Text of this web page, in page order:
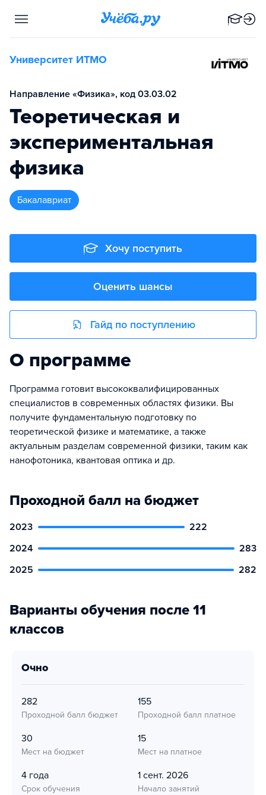
Университет ИТМО
Направление «Физика», код 03.03.02
Теоретическая и
экспериментальная
физика
бакалавриат
Хочу поступить
Оценить шансы
Гайд по поступлению
О программе
Программа готовит высококвалифицированных
специалистов в современных областях физики. Вы
получите фундаментальную подготовку по
теоретической физике и математике, а также
актуальным разделам современной физики, таким как
нанофотоника, квантовая оптика и др.
Проходной балл на бюджет
2023
222
2024
283
2025
282
Варианты обучения после 11
классов
очно
282
Проходной балл бюджет
155
Проходной балл платное
30
Мест на бюджет
15
Мест на платное
4 года
Срок обучения
1 сент. 2026
Начало занятий